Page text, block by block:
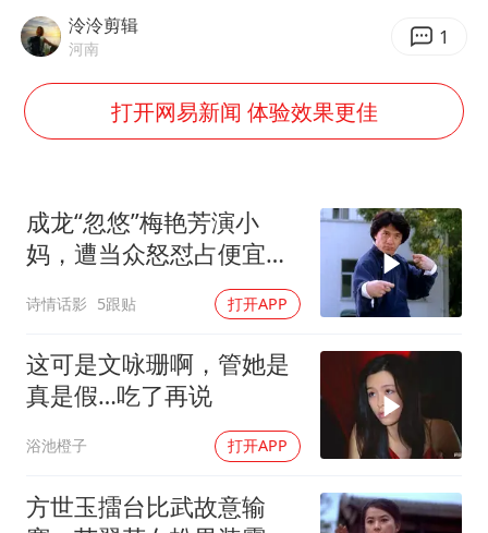
河南某医院2.33亿工程串标案细节披露
男子杀人后逃进深山21年活得像野人
公司“上四休三”但要降薪1000元
A股收盘：三大指数均涨超1%
朱雨玲晋级WTT横滨冠军赛女单八强
如何把百年大党建设得更加坚强有力？
泠泠剪辑
河南 1
打开网易新闻 体验效果更佳
成龙“忽悠”梅艳芳演小
妈，遭当众怒怼占便宜：
醉拳对战夺命连环腿
诗情话影 5跟贴 打开APP
这可是文咏珊啊，管她是
真是假…吃了再说
浴池橙子 打开APP
方世玉擂台比武故意输